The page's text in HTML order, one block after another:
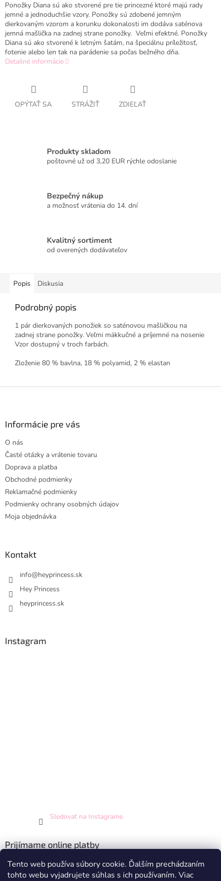
Tento web používa súbory cookie. Ďalším prechádzaním
tohto webu vyjadrujete súhlas s ich používaním. Viac
Ponožky Diana sú ako stvorené pre tie princezné ktoré majú rady
jemné a jednoduchšie vzory. Ponožky sú zdobené jemným
dierkovaným vzorom a korunku dokonalosti im dodáva saténova
jemná mašlička na zadnej strane ponožky. Veľmi efektné. Ponožky
Diana sú ako stvorené k letným šatám, na špeciálnu príležitosť,
fotenie alebo len tak na parádenie sa počas bežného dňa.
Detailné informácie
OPÝTAŤ SA STRÁŽIŤ ZDIEĽAŤ
Produkty skladom
poštovné už od 3,20 EUR rýchle odoslanie
Bezpečný nákup
a možnosť vrátenia do 14. dní
Kvalitný sortiment
od overených dodávateľov
Popis Diskusia
Podrobný popis
1 pár dierkovaných ponožiek so saténovou mašličkou na
zadnej strane ponožky. Veľmi mäkkučné a príjemné na nosenie
Vzor dostupný v troch farbách.
Zloženie 80 % bavlna, 18 % polyamid, 2 % elastan
Informácie pre vás
O nás
Časté otázky a vrátenie tovaru
Doprava a platba
Obchodné podmienky
Reklamačné podmienky
Podmienky ochrany osobných údajov
Moja objednávka
Kontakt
info@heyprincess.sk
Hey Princess
heyprincess.sk
Instagram
Sledovať na Instagrame
Prijímame online platby